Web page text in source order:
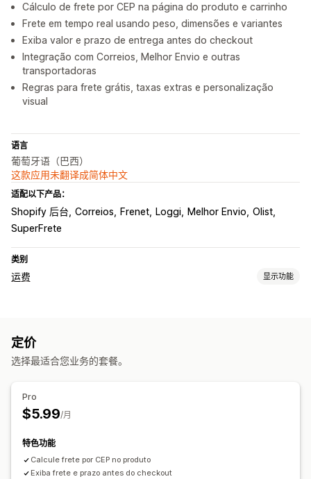
Cálculo de frete por CEP na página do produto e carrinho
Frete em tempo real usando peso, dimensões e variantes
Exiba valor e prazo de entrega antes do checkout
Integração com Correios, Melhor Envio e outras
transportadoras
Regras para frete grátis, taxas extras e personalização
visual
语言
葡萄牙语（巴西）
这款应用未翻译成简体中文
适配以下产品：
Shopify 后台 Correios Frenet Loggi Melhor Envio Olist
SuperFrete
类别
运费 显示功能
基于数量
定价
选择最适合您业务的套餐。
Pro
$5.99/月
特色功能
Calcule frete por CEP no produto
Exiba frete e prazo antes do checkout